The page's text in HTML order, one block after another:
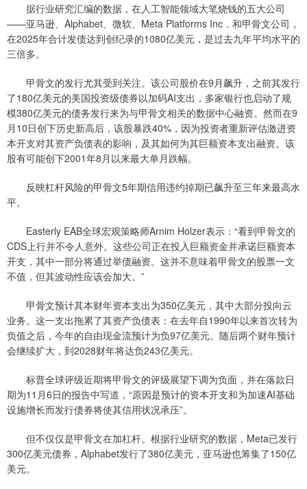
据行业研究汇编的数据，在人工智能领域大笔烧钱的五大公司
——亚马逊、Alphabet、微软、Meta Platforms Inc．和甲骨文公司，
在2025年合计发债达到创纪录的1080亿美元，是过去九年平均水平的
三倍多。
甲骨文的发行尤其受到关注。该公司股价在9月飙升，之前其发行
了180亿美元的美国投资级债券以加码AI支出，多家银行也启动了规
模380亿美元的债务发行来为与甲骨文相关的数据中心融资。然而在9
月10日创下历史新高后，该股暴跌40%，因为投资者重新评估激进资
本开支对其资产负债表的影响，及其如何为其巨额资本支出融资。该
股有可能创下2001年8月以来最大单月跌幅。
反映杠杆风险的甲骨文5年期信用违约掉期已飙升至三年来最高水
平。
Easterly EAB全球宏观策略师Arnim Holzer表示：“看到甲骨文的
CDS上行并不令人意外。这些公司正在投入巨额资金并承诺巨额资本
开支，其中一部分将通过举债融资。这并不意味着甲骨文的股票一文
不值，但其波动性应该会加大。”
甲骨文预计其本财年资本支出为350亿美元，其中大部分投向云
业务。这一支出拖累了其资产负债表：在去年自1990年以来首次转为
负值之后，今年的自由现金流预计为负97亿美元。随后两个财年预计
会继续扩大，到2028财年将达负243亿美元。
标普全球评级近期将甲骨文的评级展望下调为负面，并在落款日
期为11月6日的报告中写道，“原因是预计的资本开支和为加速AI基础
设施增长而发行债券将使其信用状况承压”。
但不仅仅是甲骨文在加杠杆。根据行业研究的数据，Meta已发行
300亿美元债券，Alphabet发行了380亿美元，亚马逊也筹集了150亿
美元。